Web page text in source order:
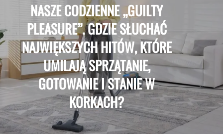
NASZE CODZIENNE „GUILTY
PLEASURE”. GDZIE SŁUCHAĆ
NAJWIĘKSZYCH HITÓW, KTÓRE
UMILAJĄ SPRZĄTANIE,
GOTOWANIE I STANIE W
KORKACH?